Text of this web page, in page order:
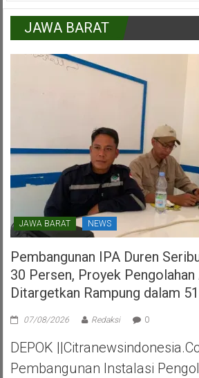
DPR
Dalam
JAWA BARAT
JAWA BARAT NEWS
Pembangunan IPA Duren
30 Persen, Proyek
Ditargetkan Rampung dalam
07/08/2026 Redaksi 0
DEPOK
Pembangunan Instalasi